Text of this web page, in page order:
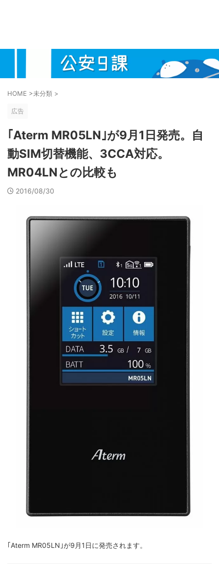
HOME >未分類 >
広告
｢Aterm MR05LN｣が9月1日発売。自
動SIM切替機能、3CCA対応。
MR04LNとの比較も
2016/08/30
｢Aterm MR05LN｣が9月1日に発売されます。